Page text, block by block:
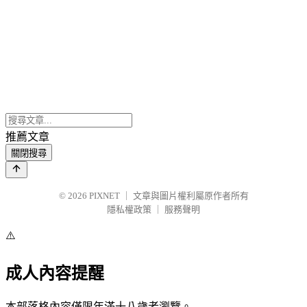
推薦文章
關閉搜尋
© 2026 PIXNET
文章與圖片權利屬原作者所有
隱私權政策
服務聲明
⚠️
成人內容提醒